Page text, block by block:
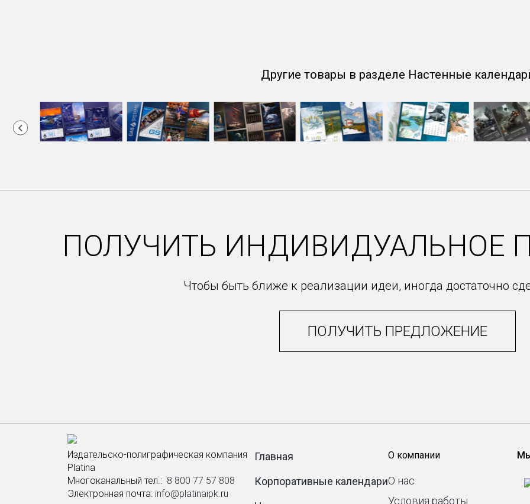
Другие товары в разделе Настенные
18
ПОЛУЧИТЬ ИНДИВИДУАЛЬНОЕ
Чтобы быть ближе к реализации идеи, иногда достаточно
ПОЛУЧИТЬ ПРЕДЛОЖЕНИЕ
Издательско-полиграфическая компания
Platina
Многоканальный тел.: ­ 8 800 77 57 808
Электронная почта: info@platinaipk.ru
Главная
Корпоративные календари
О компании
О нас
Условия работы